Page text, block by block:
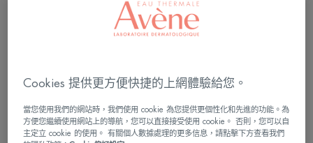
Cookies 提供更方便快捷的上網體驗給您。
當您使用我們的網站時，我們使用 cookie 為您提供更個性化和先進的功能。為
方便您繼續使用網站上的導航，您可以直接接受使用 cookie。 否則，您可以自
主定立 cookie 的使用。 有關個人數據處理的更多信息，請點擊下方查看我們